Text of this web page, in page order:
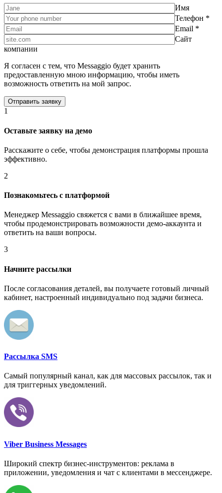
Имя
Телефон *
Email *
Сайт
компании
Я согласен с тем, что Messaggio будет хранить
предоставленную мною информацию, чтобы иметь
возможность ответить на мой запрос.
1
Оставьте заявку на демо
Расскажите о себе, чтобы демонстрация платформы прошла
эффективно.
2
Познакомьтесь с платформой
Менеджер Messaggio свяжется с вами в ближайшее время,
чтобы продемонстрировать возможности демо-аккаунта и
ответить на ваши вопросы.
3
Начните рассылки
После согласования деталей, вы получаете готовый личный
кабинет, настроенный индивидуально под задачи бизнеса.
Рассылка SMS
Самый популярный канал, как для массовых рассылок, так и
для триггерных уведомлений.
Viber Business Messages
Широкий спектр бизнес-инструментов: реклама в
приложении, уведомления и чат с клиентами в мессенджере.